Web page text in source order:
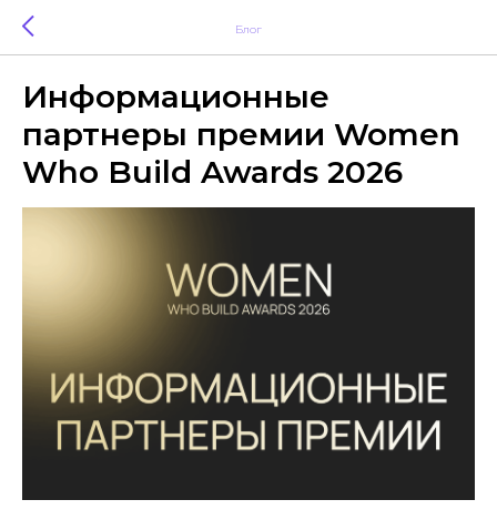
Блог
Информационные
партнеры премии Women
Who Build Awards 2026